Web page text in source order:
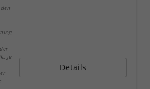
je
Details